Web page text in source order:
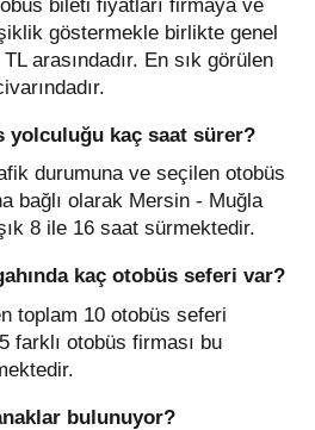
bileti fiyatları firmaya ve
göstermekle birlikte genel
arasındadır. En sık görülen
yolculuğu kaç saat sürer?
durumuna ve seçilen otobüs
bağlı olarak Mersin - Muğla
8 ile 16 saat sürmektedir.
kaç otobüs seferi var?
toplam 10 otobüs seferi
farklı otobüs firması bu
bulunuyor?